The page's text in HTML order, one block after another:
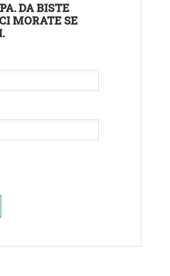
DA BISTE
MORATE SE